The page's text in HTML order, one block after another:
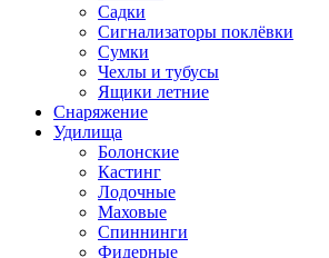
Садки
Сигнализаторы поклёвки
Сумки
Чехлы и тубусы
Ящики летние
Снаряжение
Удилища
Болонские
Кастинг
Лодочные
Маховые
Спиннинги
Фидерные